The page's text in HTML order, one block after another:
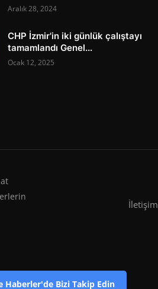
Aralık 28, 2024
CHP İzmir'in iki günlük çalıştayı
tamamlandı Genel...
Ocak 12, 2025
İletişim
Haberler'de Bizi Takip Edin